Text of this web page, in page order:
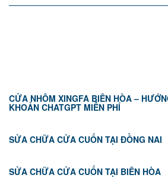
CỬA NHÔM XINGFA BIÊN HÒA –
KHOẢN CHATGPT MIỄN PHÍ
SỬA CHỮA CỬA CUỐN TẠI ĐỒNG NAI
SỬA CHỮA CỬA CUỐN TẠI BIÊN HÒA